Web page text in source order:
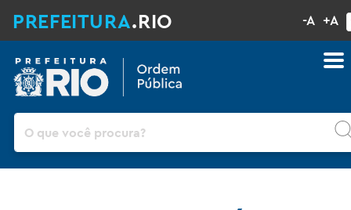
PREFEITURA.RIO -A +A